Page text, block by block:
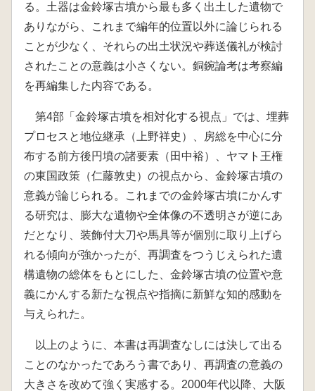
る。土器は金鈴塚古墳から最も多く出土した遺物で
ありながら、これまで編年的位置以外に論じられる
ことが少なく、それらの出土状況や葬送儀礼が検討
されたことの意義は小さくない。銅鋺論考は考察編
を再編集した内容である。
第4部「金鈴塚古墳を相対化する視点」では、埋葬
プロセスと地位継承（上野祥史）、房総を中心に分
布する前方後円墳の諸要素（田中裕）、ヤマト王権
の東国政策（仁藤敦史）の視点から、金鈴塚古墳の
意義が論じられる。これまでの金鈴塚古墳にかんす
る研究は、膨大な遺物や全体像の不透明さが逆にあ
だとなり、装飾付大刀や馬具等が個別に取り上げら
れる傾向が強かったが、再調査をつうじえられた遺
構遺物の総体をもとにした、金鈴塚古墳の位置や意
義にかんする新たな視点や指摘に新鮮な知的感動を
与えられた。
以上のように、本書は再調査なしには決して出る
ことのなかったであろう書であり、再調査の意義の
大きさを改めて強く実感する。2000年代以降、大阪